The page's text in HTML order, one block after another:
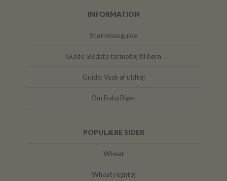
INFORMATION
Størrelsesguide
Guide: Bedste termotøj til børn
Guide: Vask af uldtøj
Om BabyRiget
POPULÆRE SIDER
Wheat
Wheat regntøj